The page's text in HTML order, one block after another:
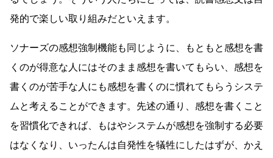
発的で楽しい取り組みだといえます。
ソナーズの感想強制機能も同じように、もともと感想を書
くのが得意な人にはそのまま感想を書いてもらい、感想を
書くのが苦手な人にも感想を書くのに慣れてもらうシステ
ムと考えることができます。先述の通り、感想を書くこと
を習慣化できれば、もはやシステムが感想を強制する必要
はなくなり、いったんは自発性を犠牲にしたはずが、かえ